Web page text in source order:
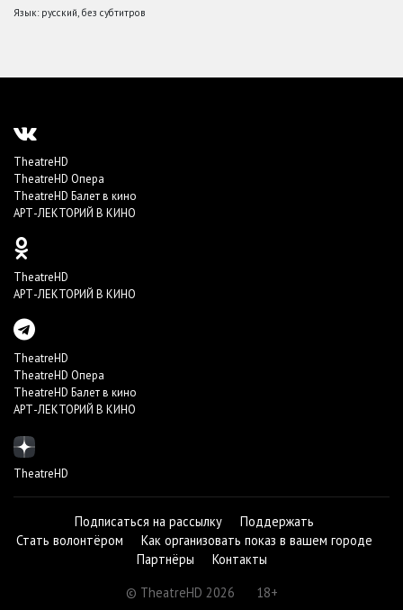
Язык: русский, без субтитров
TheatreHD
TheatreHD Опера
TheatreHD Балет в кино
АРТ-ЛЕКТОРИЙ В КИНО
TheatreHD
АРТ-ЛЕКТОРИЙ В КИНО
TheatreHD
TheatreHD Опера
TheatreHD Балет в кино
АРТ-ЛЕКТОРИЙ В КИНО
TheatreHD
Подписаться на рассылку
Поддержать
Стать волонтёром
Как организовать показ в вашем городе
Партнёры
Контакты
© TheatreHD 2026
18+